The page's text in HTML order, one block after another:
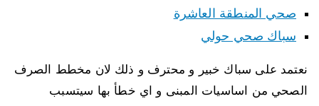
صحي المنطقة العاشرة
سباك صحي حولي
نعتمد على سباك خبير و محترف و ذلك لان مخطط الصرف
الصحي من اساسيات المبنى و اي خطأ بها سيتسبب